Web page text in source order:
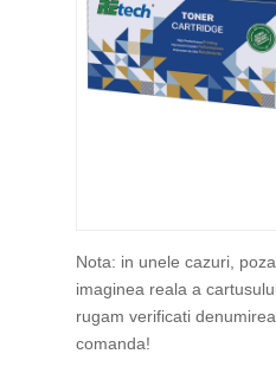
Nota: in unele cazuri,
imaginea reala a
rugam verificati
comanda!